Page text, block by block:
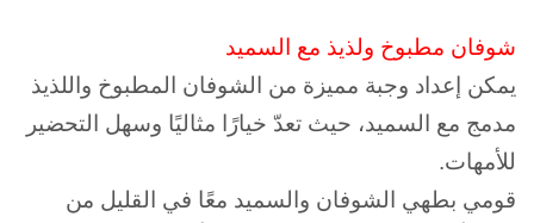
شوفان مطبوخ ولذيذ مع السميد
يمكن إعداد وجبة مميزة من الشوفان المطبوخ واللذيذ
مدمج مع السميد، حيث تعدّ خيارًا مثاليًا وسهل التحضير
للأمهات.
قومي بطهي الشوفان والسميد معًا في القليل من